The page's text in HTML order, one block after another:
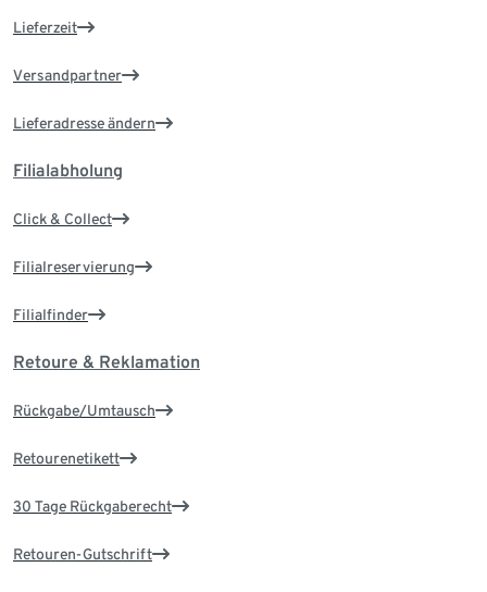
Lieferzeit
Versandpartner
Lieferadresse ändern
Filialabholung
Click & Collect
Filialreservierung
Filialfinder
Retoure & Reklamation
Rückgabe/Umtausch
Retourenetikett
30 Tage Rückgaberecht
Retouren-Gutschrift